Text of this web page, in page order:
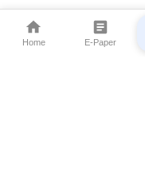
Home E-Paper